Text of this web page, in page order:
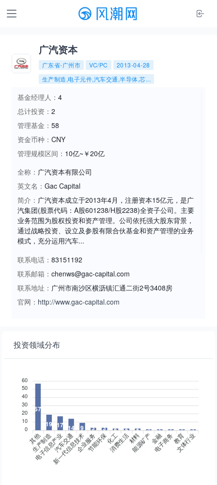
广汽资本
广东省-广州市 VC/PC
2013-04-28
生产制造,电子元件,汽车交通,半导体,芯...
基金经理人： 4
总计投资： 2
管理基金： 58
资金币种： CNY
管理规模区间： 10亿~￥20亿
全称： 广汽资本有限公司
英文名： Gac Capital
简介： 广汽资本成立于2013年4月，注册资本15亿元，是广
汽集团(股票代码：A股601238/H股2238)全资子公司。主要
业务范围为股权投资和资产管理。公司依托强大股东背景，
通过战略投资、设立及参股有限合伙基金和资产管理的业务
模式，充分运用汽车...
联系电话： 83151192
联系邮箱： chenws@gac-capital.com
联系地址： 广州市南沙区横沥镇汇通二街2号3408房
官网： http://www.gac-capital.com
投资领域分布
其他
生产制造
电子信息产业汽车交通
新一代信息技术企业服务节能环保化工
消费生活材料
能源矿产金融
电子商务教育
文体行业
57
19
17 14 9 3 3 2 2 2 1 1 1 1 1
60
50
40
30
20
10
0